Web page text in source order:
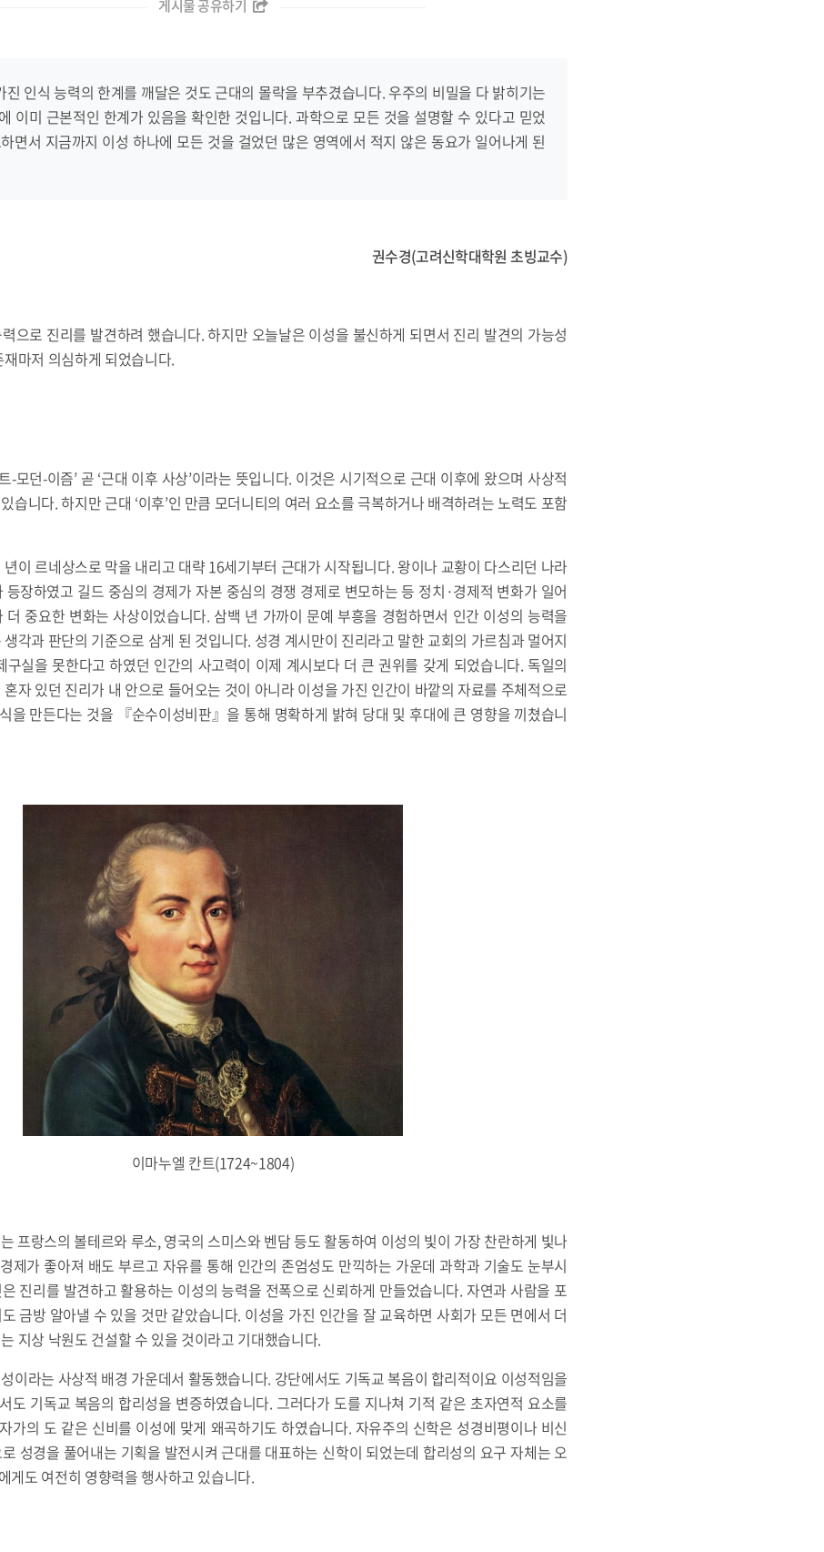
게시물 공유하기
인식 능력의 한계를 깨달은 것도 근대의 몰락을 부추겼습니다. 우주의 비밀을 다 밝히기는
이미 근본적인 한계가 있음을 확인한 것입니다. 과학으로 모든 것을 설명할 수 있다고 믿었
하면서 지금까지 이성 하나에 모든 것을 걸었던 많은 영역에서 적지 않은 동요가 일어나게 된
권수경(고려신학대학원 초빙교수)
으로 진리를 발견하려 했습니다. 하지만 오늘날은 이성을 불신하게 되면서 진리 발견의 가능성
마저 의심하게 되었습니다.
-모던-이즘’ 곧 ‘근대 이후 사상’이라는 뜻입니다. 이것은 시기적으로 근대 이후에 왔으며 사상적
습니다. 하지만 근대 ‘이후’인 만큼 모더니티의 여러 요소를 극복하거나 배격하려는 노력도 포함
이 르네상스로 막을 내리고 대략 16세기부터 근대가 시작됩니다. 왕이나 교황이 다스리던 나라
등장하였고 길드 중심의 경제가 자본 중심의 경쟁 경제로 변모하는 등 정치·경제적 변화가 일어
더 중요한 변화는 사상이었습니다. 삼백 년 가까이 문예 부흥을 경험하면서 인간 이성의 능력을
각과 판단의 기준으로 삼게 된 것입니다. 성경 계시만이 진리라고 말한 교회의 가르침과 멀어지
구실을 못한다고 하였던 인간의 사고력이 이제 계시보다 더 큰 권위를 갖게 되었습니다. 독일의
자 있던 진리가 내 안으로 들어오는 것이 아니라 이성을 가진 인간이 바깥의 자료를 주체적으로
을 만든다는 것을 『순수이성비판』을 통해 명확하게 밝혀 당대 및 후대에 큰 영향을 끼쳤습니
이마누엘 칸트(1724~1804)
프랑스의 볼테르와 루소, 영국의 스미스와 벤담 등도 활동하여 이성의 빛이 가장 찬란하게 빛나
제가 좋아져 배도 부르고 자유를 통해 인간의 존엄성도 만끽하는 가운데 과학과 기술도 눈부시
진리를 발견하고 활용하는 이성의 능력을 전폭으로 신뢰하게 만들었습니다. 자연과 사람을 포
금방 알아낼 수 있을 것만 같았습니다. 이성을 가진 인간을 잘 교육하면 사회가 모든 면에서 더
지상 낙원도 건설할 수 있을 것이라고 기대했습니다.
이라는 사상적 배경 가운데서 활동했습니다. 강단에서도 기독교 복음이 합리적이요 이성적임을
도 기독교 복음의 합리성을 변증하였습니다. 그러다가 도를 지나쳐 기적 같은 초자연적 요소를
가의 도 같은 신비를 이성에 맞게 왜곡하기도 하였습니다. 자유주의 신학은 성경비평이나 비신
성경을 풀어내는 기획을 발전시켜 근대를 대표하는 신학이 되었는데 합리성의 요구 자체는 오
게도 여전히 영향력을 행사하고 있습니다.